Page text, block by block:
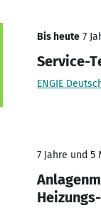
Bis heute 7
Service-
ENGIE
7 Jahre und 5